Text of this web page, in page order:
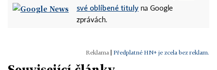
své oblíbené tituly na Google
zprávách.
| Předplatné HN+ je zcela bez reklam.